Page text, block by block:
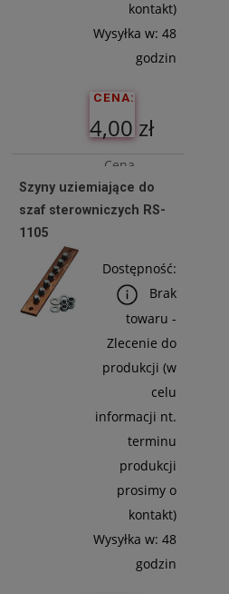
kontakt)
Wysyłka w: 48
godzin
CENA:
4,00 zł
Cena
netto:
3,25 zł
Do
Koszyka
Szyny uziemiające do
szaf sterowniczych RS-
1105
Dostępność:
Brak
towaru -
Zlecenie do
produkcji (w
celu
informacji nt.
terminu
produkcji
prosimy o
kontakt)
Wysyłka w: 48
godzin